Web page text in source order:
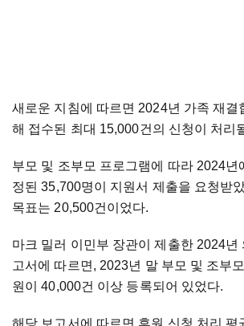
새로운 지침에 따르면 2024년 가족 재결
해 접수된 최대 15,000건의 신청이 처리
부모 및 조부모 프로그램에 따라 2024년
정된 35,700명이 지원서 제출을 요청받
목표는 20,500건이었다.
마크 밀러 이민부 장관이 제출한 2024년
고서에 따르면, 2023년 말 부모 및 조부
원이 40,000건 이상 등록되어 있었다.